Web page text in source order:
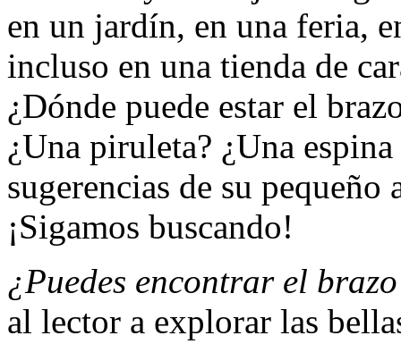
en un jardín, en una feria,
incluso en una tienda de
¿Dónde puede estar el
¿Una piruleta? ¿Una
sugerencias de su
¡Sigamos buscando!
¿Puedes encontrar el
al lector a explorar las